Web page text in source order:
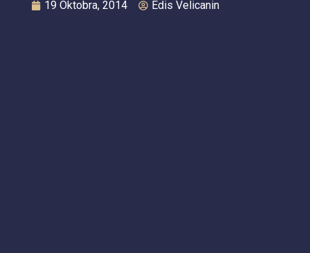
19 Oktobra, 2014 Edis Velicanin